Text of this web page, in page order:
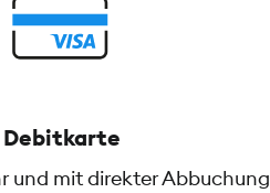
Debitkarte
und mit direkter Abbuchung